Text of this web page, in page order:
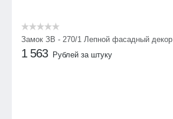
Замок ЗВ - 270/1 Лепной фасадный декор
1 563 Рублей за штуку